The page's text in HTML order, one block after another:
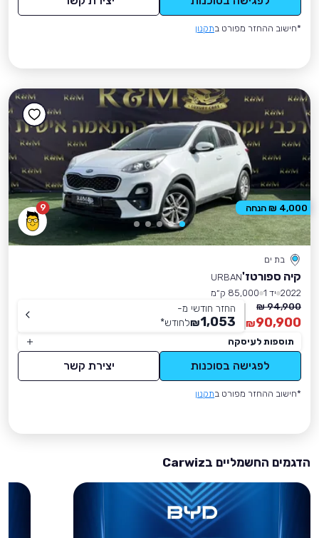
*חישוב ההחזר מפורט בתקנון
9
בת ים
קיה ספורטז'URBAN
2022 יד 1
85,000 ק״מ
94,900 ₪
90,900
₪
החזר חודשי מ-
1,053
₪לחודש*
תוספות לעיסקה
לפגישה בסוכנות יצירת קשר
*חישוב ההחזר מפורט בתקנון
4,000 ₪ הנחה
הדגמים החשמליים בCarwiz